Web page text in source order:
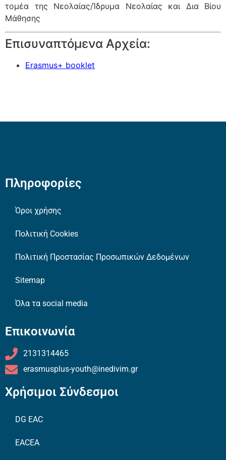
τομέα της Νεολαίας/Ίδρυμα Νεολαίας και Δια Βίου
Μάθησης
Επισυναπτόμενα Αρχεία:
Erasmus+ booklet
Πληροφορίες
Όροι χρήσης
Πολιτική Cookies
Πολιτική Προστασίας Προσωπικών Δεδομένων
Sitemap
Όλα τα social media
Επικοινωνία
2131314465
erasmusplus-youth@inedivim.gr
Χρήσιμοι Σύνδεσμοι
DG EAC
EACEA